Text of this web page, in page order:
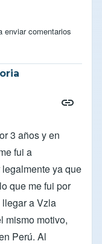
enviar comentarios
3 años y en
fui a
ya que
que me fui por
a Vzla
mismo motivo,
Perú. Al